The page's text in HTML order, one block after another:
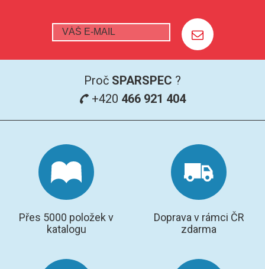
RAMAN
Proč SPARSPEC ?
+420 466 921 404
Přes 5000 položek v
katalogu
Doprava v rámci ČR
zdarma